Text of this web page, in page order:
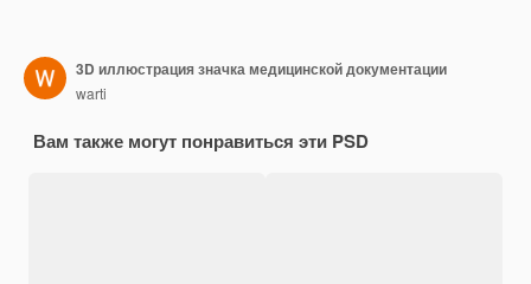
3D иллюстрация значка медицинской документации
warti
Вам также могут понравиться эти PSD